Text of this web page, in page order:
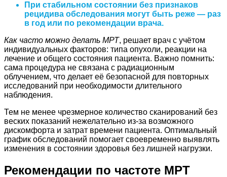
При стабильном состоянии без признаков
рецидива обследования могут быть реже — раз
в год или по рекомендации врача.
Как часто можно делать МРТ, решает врач с учётом
индивидуальных факторов: типа опухоли, реакции на
лечение и общего состояния пациента. Важно помнить:
сама процедура не связана с радиационным
облучением, что делает её безопасной для повторных
исследований при необходимости длительного
наблюдения.
Тем не менее чрезмерное количество сканирований без
веских показаний нежелательно из-за возможного
дискомфорта и затрат времени пациента. Оптимальный
график обследований помогает своевременно выявлять
изменения в состоянии здоровья без лишней нагрузки.
Рекомендации по частоте МРТ